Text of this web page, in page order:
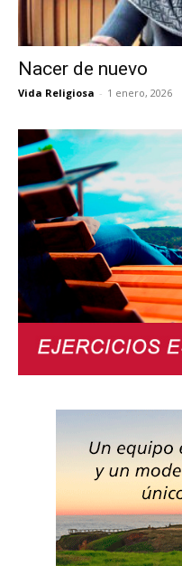
Nacer de nuevo
Vida Religiosa - 1 enero, 2026